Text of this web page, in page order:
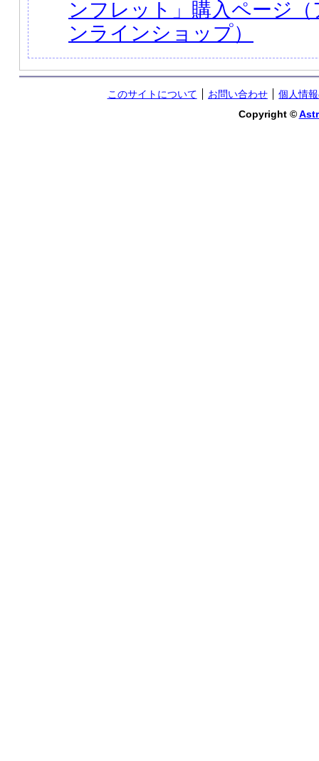
ンフレット」購入ページ
ンラインショップ）
このサイトについて お問い合わせ
個人情
Copyright ©